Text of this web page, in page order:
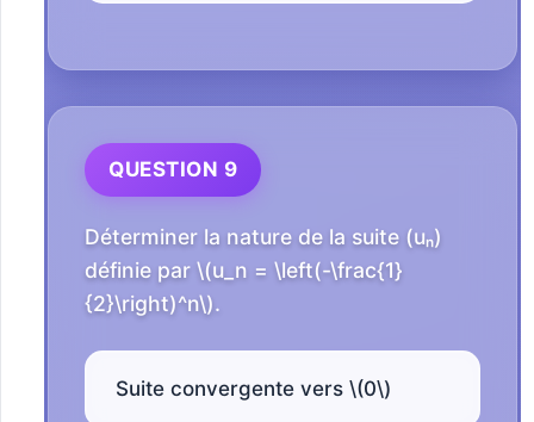
QUESTION 9
Déterminer la nature de la suite (uₙ)
définie par \(u_n = \left(-\frac{1}
{2}\right)^n\).
Suite convergente vers \(0\)